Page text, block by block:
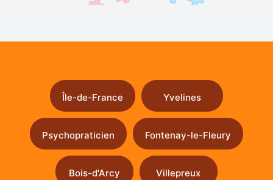
Île-de-France Yvelines
Psychopraticien Fontenay-le-Fleury
Bois-d'Arcy Villepreux